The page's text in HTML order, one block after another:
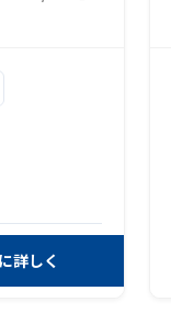
詳しく